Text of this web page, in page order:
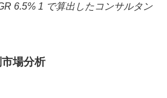
6.5% 1 で算出したコンサルタン
場分析